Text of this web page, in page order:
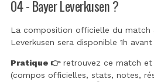
04 - Bayer Leverkusen ?
La composition officielle du match
Leverkusen sera disponible 1h
Pratique 👉retrouvez ce match et
(compos officielles, stats, notes,